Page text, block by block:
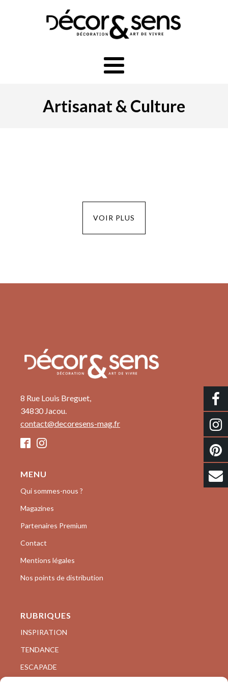
Artisanat & Culture
VOIR PLUS
8 Rue Louis Breguet,
34830 Jacou.
contact@decoresens-mag.fr
MENU
Qui sommes-nous ?
Magazines
Partenaires Premium
Contact
Mentions légales
Nos points de distribution
RUBRIQUES
INSPIRATION
TENDANCE
ESCAPADE